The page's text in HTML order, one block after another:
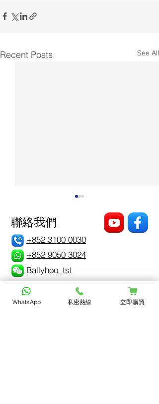
Recent Posts See All
私密異味＝感染念珠菌？5
招遠離私密困擾，找回清
爽自在
聯絡我們
+852 3100 0030
+852 9050 3024
Ballyhoo_tst
姓名 *
WhatsApp 私密熱線 立即購買